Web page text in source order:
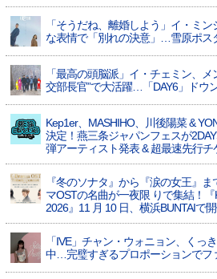
「そうだね、離婚しよう」イ・ミ
な表情で「別れの決意」…雪原ポス
「最高の頭脳派」イ・チェミン、
交部長官”で大活躍…「DAY6」ドウ
Kep1er、MASHIHO、川後陽菜 &
決定！燕三条ジャパンフェスが
弾アーティスト発表 & 超最速先行チ
『冬のソナタ』から『涙の女王』
マOSTの名曲が一夜限 りで集結！『
2026』11 月 10 日、横浜BUNTAIで
「IVE」チャン・ウォニョン、くっ
中…完璧すぎるプロポーションでフ